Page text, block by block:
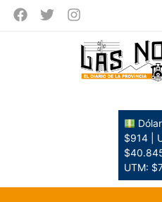
$914 |
$40.845
UTM: